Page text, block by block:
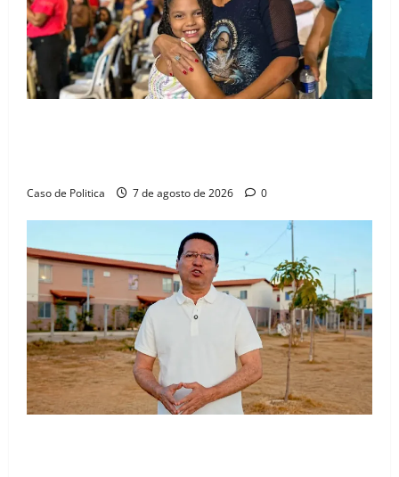
Caso de Politica 7 de agosto de 2026 0